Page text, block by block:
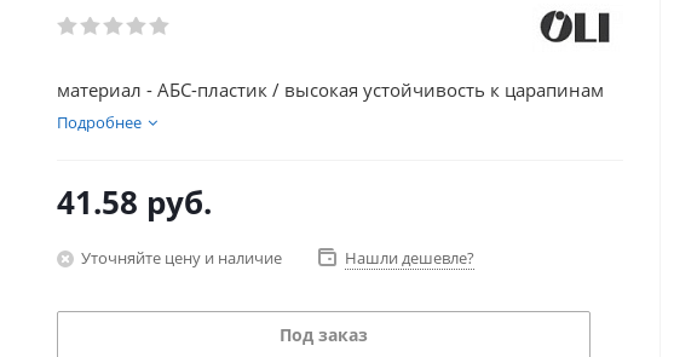
материал - АБС-пластик / высокая устойчивость к царапинам
Подробнее
41.58 руб.
Уточняйте цену и наличие Нашли дешевле?
Под заказ